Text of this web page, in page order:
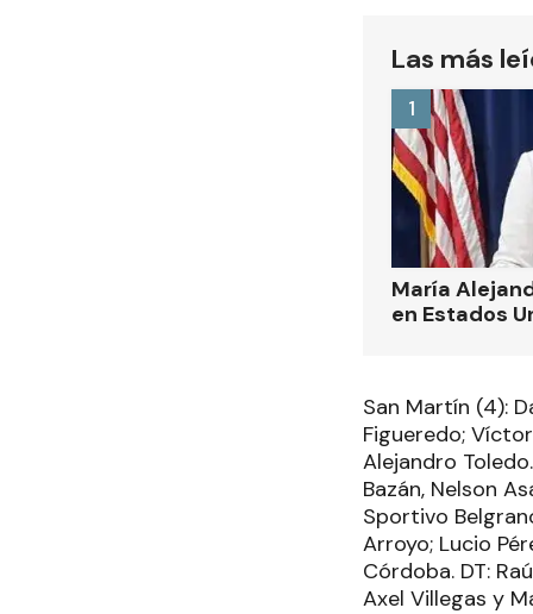
Las más
María
en Estados
1
San Martín (4):
Figueredo;
Alejandro
Bazán, Nelson
Sportivo
Arroyo; Lucio
Córdoba. DT:
Axel Villegas y